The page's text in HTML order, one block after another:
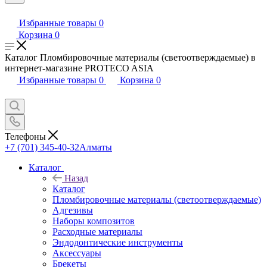
Избранные товары 0
Корзина 0
Каталог Пломбировочные материалы (светоотверждаемые) в
интернет-магазине PROTECO ASIA
Избранные товары 0 Корзина 0
Телефоны
+7 (701) 345-40-32Алматы
Каталог
Назад
Каталог
Пломбировочные материалы (светоотверждаемые)
Адгезивы
Наборы композитов
Расходные материалы
Эндодонтические инструменты
Аксессуары
Брекеты